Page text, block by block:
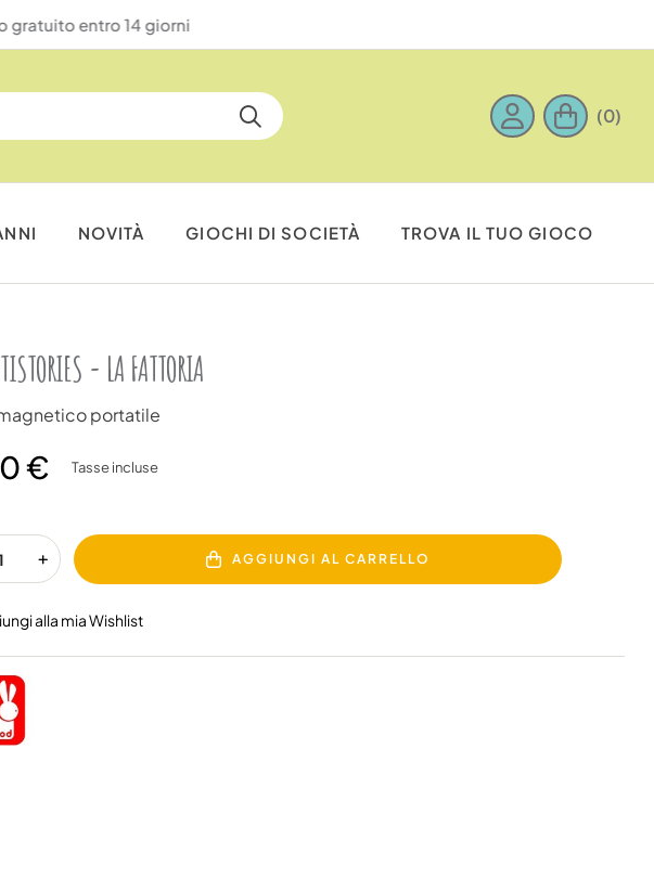
(0)
NOVITÀ GIOCHI DI SOCIETÀ TROVA IL TUO GIOCO
- LA FATTORIA
portatile
€ Tasse incluse
AGGIUNGI AL CARRELLO
alla mia Wishlist